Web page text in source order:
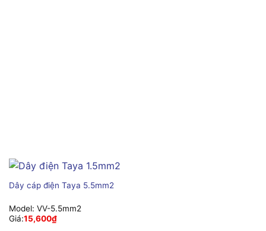
Dây cáp điện Taya 5.5mm2
Model: VV-5.5mm2
Giá:15,600₫